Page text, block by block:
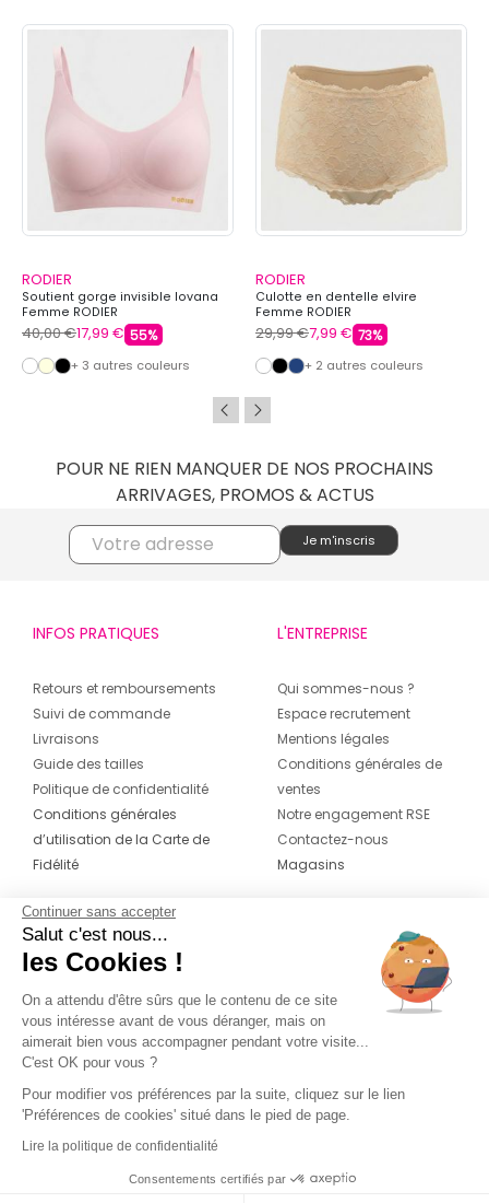
RODIER
Soutient gorge invisible lovana
Femme RODIER
40,00 €17,99 € 55%
+ 3 autres couleurs
RODIER
Culotte en dentelle elvire
Femme RODIER
29,99 €7,99 € 73%
+ 2 autres couleurs
POUR NE RIEN MANQUER DE NOS PROCHAINS
ARRIVAGES, PROMOS & ACTUS
INFOS PRATIQUES
Retours et remboursements
Suivi de commande
Livraisons
Guide des tailles
Politique de confidentialité
Conditions générales
d’utilisation de la Carte de
Fidélité
L'ENTREPRISE
Qui sommes-nous ?
Espace recrutement
Mentions légales
Conditions générales de
ventes
Notre engagement RSE
Contactez-nous
Magasins
CONTACT
04 42 20 78 42
Du lundi au jeudi de 8h30 à 16h30 & le
vendredi de 8h30 à 15h30
Continuer sans accepter
Salut c'est nous...
les Cookies !
On a attendu d'être sûrs que le contenu de ce site
vous intéresse avant de vous déranger, mais on
aimerait bien vous accompagner pendant votre visite...
C'est OK pour vous ?
Pour modifier vos préférences par la suite, cliquez sur le lien
'Préférences de cookies' situé dans le pied de page.
Lire la politique de confidentialité
Consentements certifiés par